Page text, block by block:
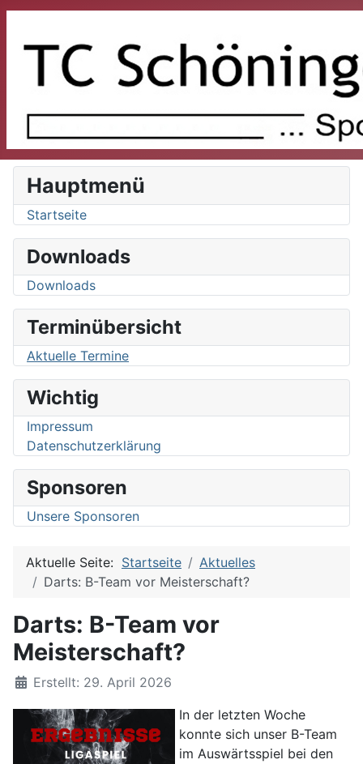
Hauptmenü
Startseite
Downloads
Downloads
Terminübersicht
Aktuelle Termine
Wichtig
Impressum
Datenschutzerklärung
Sponsoren
Unsere Sponsoren
Aktuelle Seite: Startseite
Aktuelles
Darts: B-Team vor Meisterschaft?
Darts: B-Team vor
Meisterschaft?
DetailsErstellt: 29. April 2026
In der letzten Woche
konnte sich unser B-Team
im Auswärtsspiel bei den